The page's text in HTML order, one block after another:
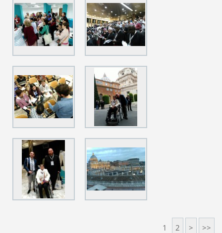
1 2 > >>